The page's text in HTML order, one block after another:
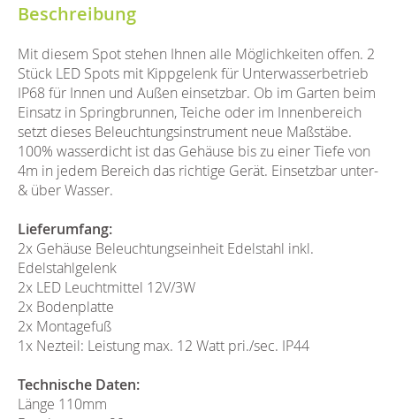
Beschreibung
Mit diesem Spot stehen Ihnen alle Möglichkeiten offen. 2
Stück LED Spots mit Kippgelenk für Unterwasserbetrieb
IP68 für Innen und Außen einsetzbar. Ob im Garten beim
Einsatz in Springbrunnen, Teiche oder im Innenbereich
setzt dieses Beleuchtungsinstrument neue Maßstäbe.
100% wasserdicht ist das Gehäuse bis zu einer Tiefe von
4m in jedem Bereich das richtige Gerät. Einsetzbar unter-
& über Wasser.
Lieferumfang:
2x Gehäuse Beleuchtungseinheit Edelstahl inkl.
Edelstahlgelenk
2x LED Leuchtmittel 12V/3W
2x Bodenplatte
2x Montagefuß
1x Nezteil: Leistung max. 12 Watt pri./sec. IP44
Technische Daten:
Länge 110mm